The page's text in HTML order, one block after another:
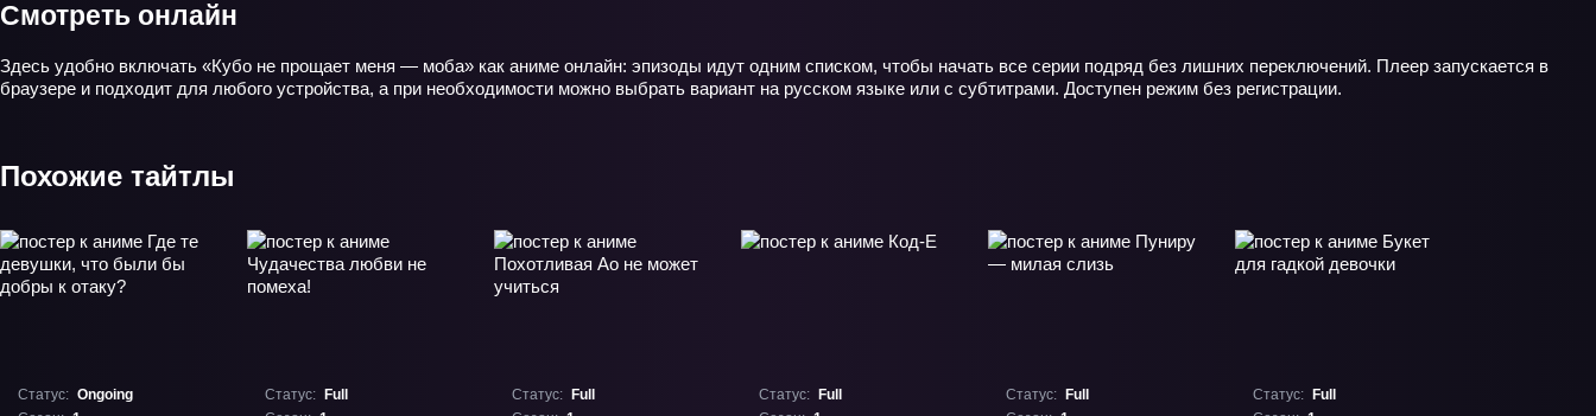
Смотреть онлайн
Здесь удобно включать «Кубо не прощает меня — моба» как аниме онлайн: эпизоды идут одним списком, чтобы начать все серии подряд без лишних переключений. Плеер запускается в
браузере и подходит для любого устройства, а при необходимости можно выбрать вариант на русском языке или с субтитрами. Доступен режим без регистрации.
Похожие тайтлы
Статус: Ongoing
Статус:
Full
Статус:
Full
Статус:
Full
Статус:
Full
Статус:
Full